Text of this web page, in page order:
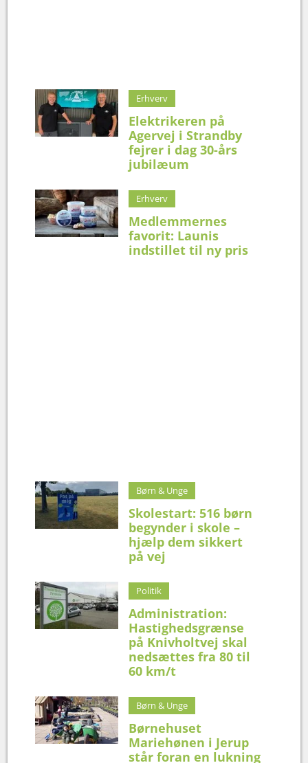
Erhverv
Elektrikeren på
Agervej i Strandby
fejrer i dag 30-års
jubilæum
Erhverv
Medlemmernes
favorit: Launis
indstillet til ny pris
Børn & Unge
Skolestart: 516 børn
begynder i skole –
hjælp dem sikkert
på vej
Politik
Administration:
Hastighedsgrænse
på Knivholtvej skal
nedsættes fra 80 til
60 km/t
Børn & Unge
Børnehuset
Mariehønen i Jerup
står foran en lukning